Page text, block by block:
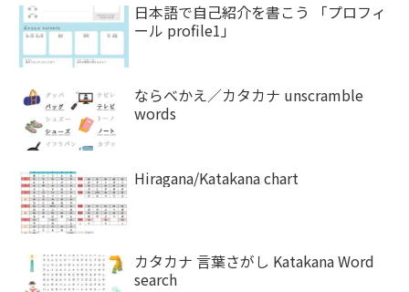
日本語で自己紹介を書こう 「プロフィ
ール profile1」
ならべかえ／カタカナ unscramble
words
Hiragana/Katakana chart
カタカナ 言葉さがし Katakana Word
search